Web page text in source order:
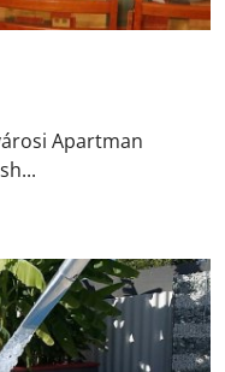
Apartman